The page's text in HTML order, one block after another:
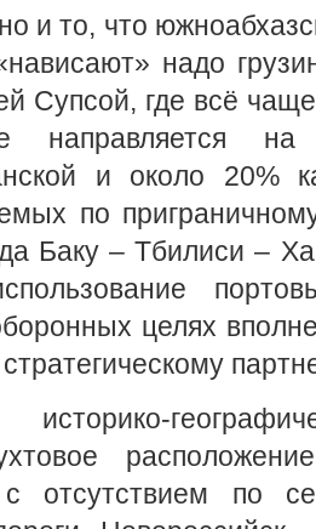
и то, что
надо
Супсой, где всё
направляется
и около 20%
по
Баку – Тбилиси –
целях
историко-
с отсутствием по